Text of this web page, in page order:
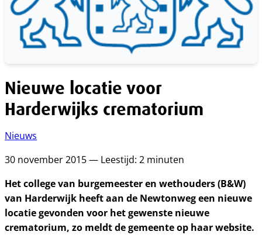
Nieuwe locatie voor
Harderwijks crematorium
Nieuws
30 november 2015 — Leestijd: 2 minuten
Het college van burgemeester en wethouders (B&W)
van Harderwijk heeft aan de Newtonweg een nieuwe
locatie gevonden voor het gewenste nieuwe
crematorium, zo meldt de gemeente op haar website.